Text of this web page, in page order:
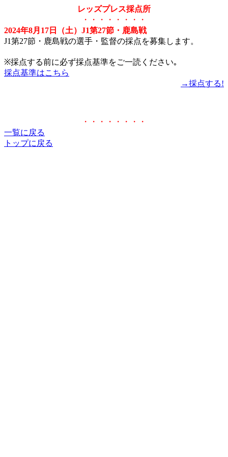
レッズプレス採点所
・・・・・・・・
2024年8月17日（土）J1第27節・鹿島戦
J1第27節・鹿島戦の選手・監督の採点を募集します。
※採点する前に必ず採点基準をご一読ください｡
採点基準はこちら
→採点する!
・・・・・・・・
一覧に戻る
トップに戻る